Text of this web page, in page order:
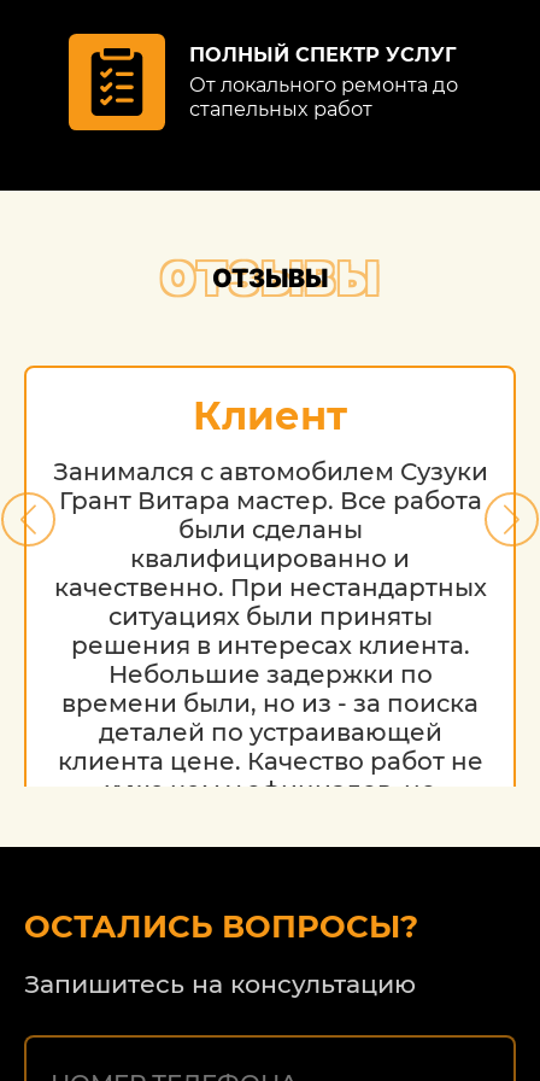
ПОЛНЫЙ СПЕКТР УСЛУГ
От локального ремонта до
стапельных работ
ОТЗЫВЫ
ОТЗЫВЫ
Клиент
Занимался с автомобилем Сузуки
Грант Витара мастер. Все работа
были сделаны
квалифицированно и
качественно. При нестандартных
ситуациях были приняты
решения в интересах клиента.
Небольшие задержки по
времени были, но из - за поиска
деталей по устраивающей
клиента цене. Качество работ не
хуже чем у официалов, но
работу, надеюсь на дальнейшее
ОСТАЛИСЬ ВОПРОСЫ?
Запишитесь на консультацию